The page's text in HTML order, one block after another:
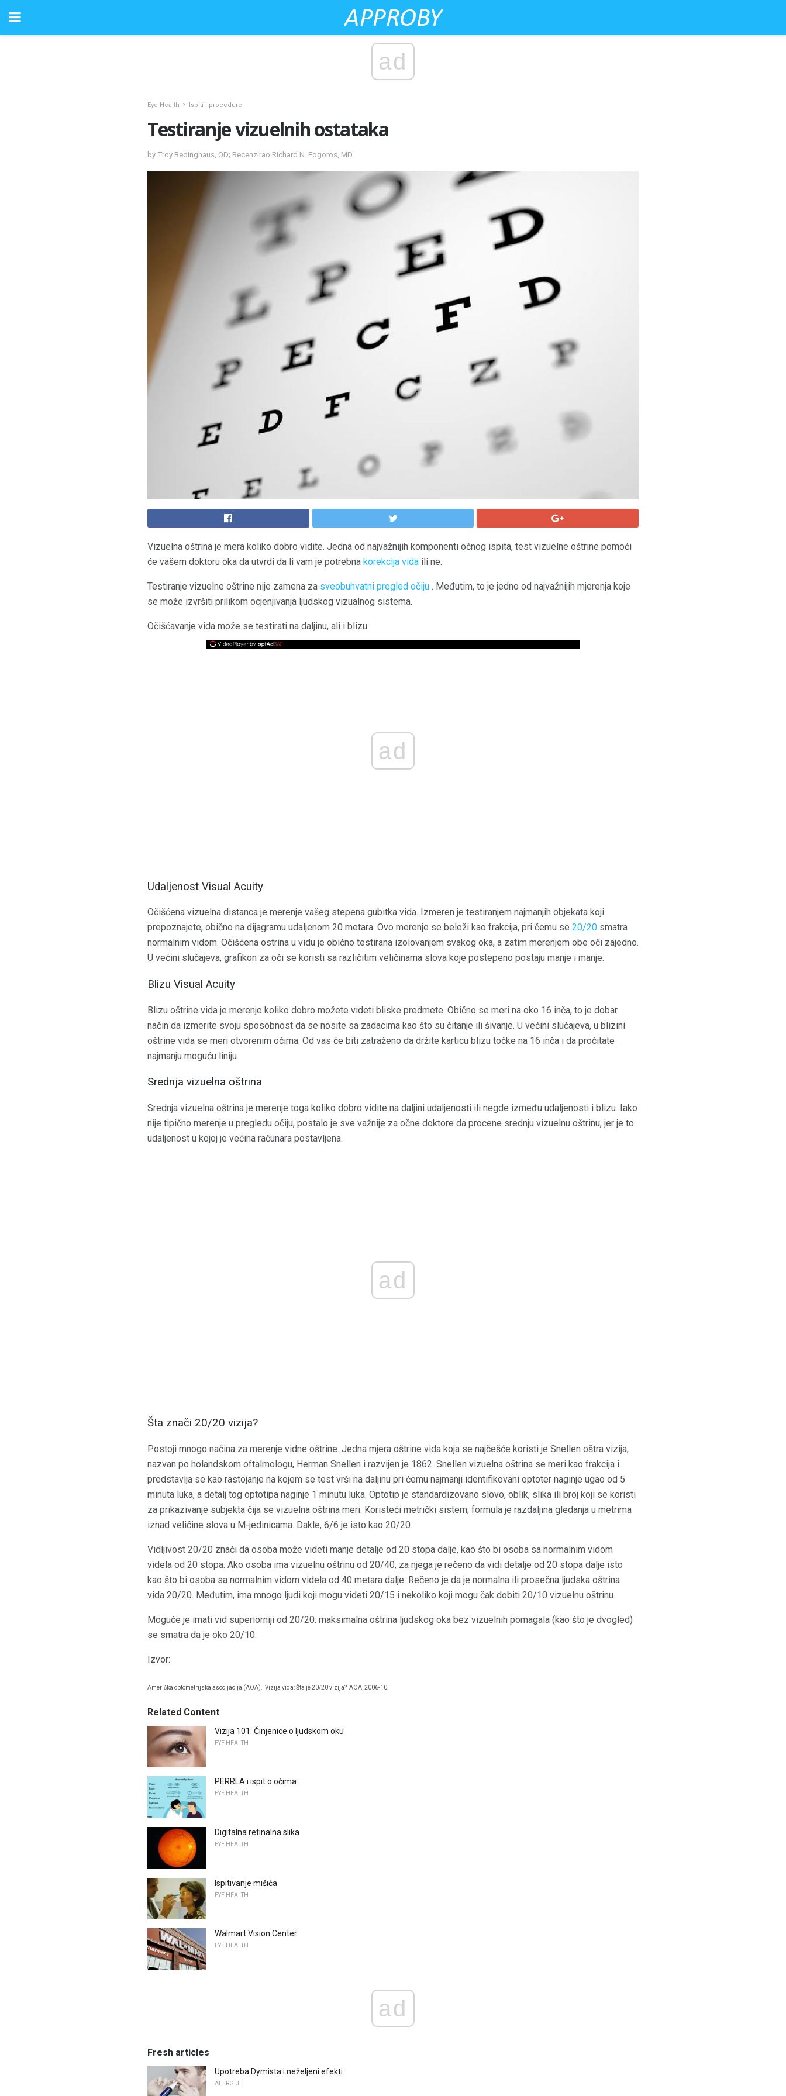
ad
Eye Health Ispiti i procedure
Testiranje vizuelnih ostataka
by Troy Bedinghaus, OD; Recenzirao Richard N. Fogoros, MD
Vizuelna oštrina je mera koliko dobro vidite. Jedna od najvažnijih komponenti očnog ispita, test vizuelne oštrine pomoći
će vašem doktoru oka da utvrdi da li vam je potrebna korekcija vida ili ne.
Testiranje vizuelne oštrine nije zamena za sveobuhvatni pregled očiju . Međutim, to je jedno od najvažnijih mjerenja koje
se može izvršiti prilikom ocjenjivanja ljudskog vizualnog sistema.
Očišćavanje vida može se testirati na daljinu, ali i blizu.
ad
Udaljenost Visual Acuity
Očišćena vizuelna distanca je merenje vašeg stepena gubitka vida. Izmeren je testiranjem najmanjih objekata koji
prepoznajete, obično na dijagramu udaljenom 20 metara. Ovo merenje se beleži kao frakcija, pri čemu se 20/20 smatra
normalnim vidom. Očišćena ostrina u vidu je obično testirana izolovanjem svakog oka, a zatim merenjem obe oči zajedno.
U većini slučajeva, grafikon za oči se koristi sa različitim veličinama slova koje postepeno postaju manje i manje.
Blizu Visual Acuity
Blizu oštrine vida je merenje koliko dobro možete videti bliske predmete. Obično se meri na oko 16 inča, to je dobar
način da izmerite svoju sposobnost da se nosite sa zadacima kao što su čitanje ili šivanje. U većini slučajeva, u blizini
oštrine vida se meri otvorenim očima. Od vas će biti zatraženo da držite karticu blizu točke na 16 inča i da pročitate
najmanju moguću liniju.
Srednja vizuelna oštrina
Srednja vizuelna oštrina je merenje toga koliko dobro vidite na daljini udaljenosti ili negde između udaljenosti i blizu. Iako
nije tipično merenje u pregledu očiju, postalo je sve važnije za očne doktore da procene srednju vizuelnu oštrinu, jer je to
udaljenost u kojoj je većina računara postavljena.
ad
Šta znači 20/20 vizija?
Postoji mnogo načina za merenje vidne oštrine. Jedna mjera oštrine vida koja se najčešće koristi je Snellen oštra vizija,
nazvan po holandskom oftalmologu, Herman Snellen i razvijen je 1862. Snellen vizuelna oštrina se meri kao frakcija i
predstavlja se kao rastojanje na kojem se test vrši na daljinu pri čemu najmanji identifikovani optoter naginje ugao od 5
minuta luka, a detalj tog optotipa naginje 1 minutu luka. Optotip je standardizovano slovo, oblik, slika ili broj koji se koristi
za prikazivanje subjekta čija se vizuelna oštrina meri. Koristeći metrički sistem, formula je razdaljina gledanja u metrima
iznad veličine slova u M-jedinicama. Dakle, 6/6 je isto kao 20/20.
Vidljivost 20/20 znači da osoba može videti manje detalje od 20 stopa dalje, kao što bi osoba sa normalnim vidom
videla od 20 stopa. Ako osoba ima vizuelnu oštrinu od 20/40, za njega je rečeno da vidi detalje od 20 stopa dalje isto
kao što bi osoba sa normalnim vidom videla od 40 metara dalje. Rečeno je da je normalna ili prosečna ljudska oštrina
vida 20/20. Međutim, ima mnogo ljudi koji mogu videti 20/15 i nekoliko koji mogu čak dobiti 20/10 vizuelnu oštrinu.
Moguće je imati vid superiorniji od 20/20: maksimalna oštrina ljudskog oka bez vizuelnih pomagala (kao što je dvogled)
se smatra da je oko 20/10.
Izvor:
Američka optometrijska asocijacija (AOA). Vizija vida: Šta je 20/20 vizija? AOA, 2006-10.
Related Content
Vizija 101: Činjenice o ljudskom oku
EYE HEALTH
PERRLA i ispit o očima
EYE HEALTH
Digitalna retinalna slika
EYE HEALTH
Ispitivanje mišića
EYE HEALTH
Walmart Vision Center
EYE HEALTH
ad
Fresh articles
Upotreba Dymista i neželjeni efekti
ALERGIJE